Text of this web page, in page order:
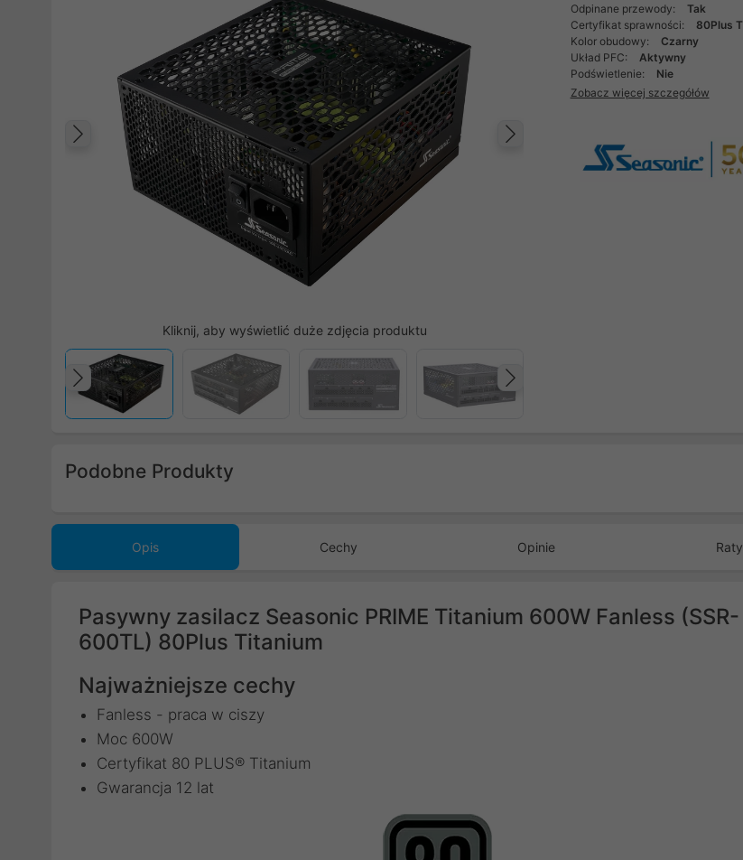
Następny
Poprzedni
Kliknij, aby wyświetlić duże zdjęcia produktu
Następny
Poprzedni
Odpinane przewody:
Tak
Certyfikat sprawności:
80Plus
Kolor obudowy:
Czarny
Układ PFC:
Aktywny
Podświetlenie:
Nie
Zobacz więcej szczegółów
Podobne Produkty
Opis Cechy Opinie Raty
Pasywny zasilacz Seasonic PRIME Titanium 600W Fanless (SSR-
600TL) 80Plus Titanium
Najważniejsze cechy
Fanless - praca w ciszy
Moc 600W
Certyfikat 80 PLUS® Titanium
Gwarancja 12 lat